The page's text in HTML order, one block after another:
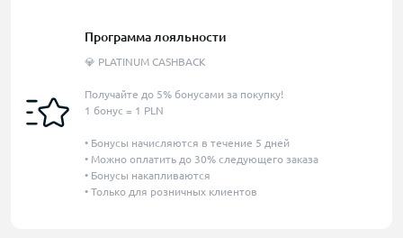
Программа лояльности
💎 PLATINUM CASHBACK
Получайте до 5% бонусами за покупку!
1 бонус = 1 PLN
• Бонусы начисляются в течение 5 дней
• Можно оплатить до 30% следующего заказа
• Бонусы накапливаются
• Только для розничных клиентов